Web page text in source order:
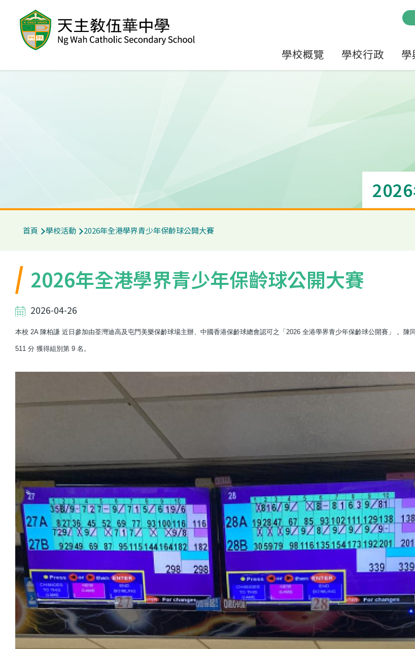
移至主內容
學校概覽 學校行政 學
航
結
首頁 學校活動 2026年全港學界青少年保齡球公開大賽
2026年全港學界青少年保齡球公開大賽
2026-04-26
本校 2A 陳柏謙 近日參加由荃灣迪高及屯門美樂保齡球場主辦、中國香港保齡球總會認可之「2026 全港學界青少年保齡球公開賽」 。
511 分 獲得組別第 9 名。